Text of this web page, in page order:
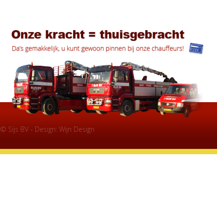
© Sijs BV - Design: Wijn Design